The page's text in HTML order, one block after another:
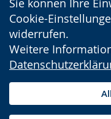
Sie können Ihre
Cookie-
widerrufen.
Weitere